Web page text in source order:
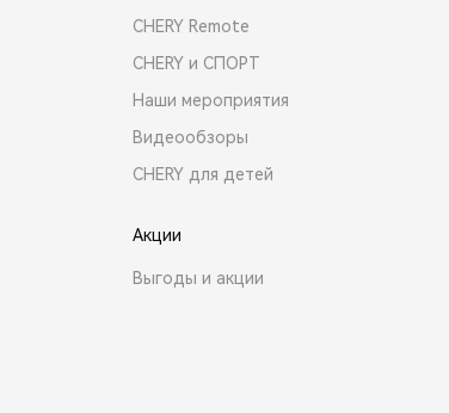
CHERY Remote
CHERY и СПОРТ
Наши мероприятия
Видеообзоры
CHERY для детей
Акции
Выгоды и акции